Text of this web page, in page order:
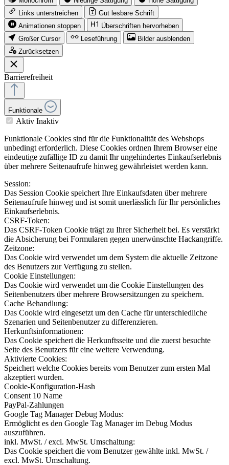
Links unterstreichen
Gut lesbare Schrift
Animationen stoppen
Überschriften hervorheben
Großer Cursor
Leseführung
Bilder ausblenden
Zurücksetzen
Barrierefreiheit
Funktionale
Aktiv Inaktiv
Funktionale Cookies sind für die Funktionalität des Webshops
unbedingt erforderlich. Diese Cookies ordnen Ihrem Browser eine
eindeutige zufällige ID zu damit Ihr ungehindertes Einkaufserlebnis
über mehrere Seitenaufrufe hinweg gewährleistet werden kann.
Session:
Das Session Cookie speichert Ihre Einkaufsdaten über mehrere
Seitenaufrufe hinweg und ist somit unerlässlich für Ihr persönliches
Einkaufserlebnis.
CSRF-Token:
Das CSRF-Token Cookie trägt zu Ihrer Sicherheit bei. Es verstärkt
die Absicherung bei Formularen gegen unerwünschte Hackangriffe.
Zeitzone:
Das Cookie wird verwendet um dem System die aktuelle Zeitzone
des Benutzers zur Verfügung zu stellen.
Cookie Einstellungen:
Das Cookie wird verwendet um die Cookie Einstellungen des
Seitenbenutzers über mehrere Browsersitzungen zu speichern.
Cache Behandlung:
Das Cookie wird eingesetzt um den Cache für unterschiedliche
Szenarien und Seitenbenutzer zu differenzieren.
Herkunftsinformationen:
Das Cookie speichert die Herkunftsseite und die zuerst besuchte
Seite des Benutzers für eine weitere Verwendung.
Aktivierte Cookies:
Speichert welche Cookies bereits vom Benutzer zum ersten Mal
akzeptiert wurden.
Cookie-Konfiguration-Hash
Consent 10 Name
PayPal-Zahlungen
Google Tag Manager Debug Modus:
Ermöglicht es den Google Tag Manager im Debug Modus
auszuführen.
inkl. MwSt. / excl. MwSt. Umschaltung:
Das Cookie speichert die vom Benutzer gewählte inkl. MwSt. /
excl. MwSt. Umschaltung.